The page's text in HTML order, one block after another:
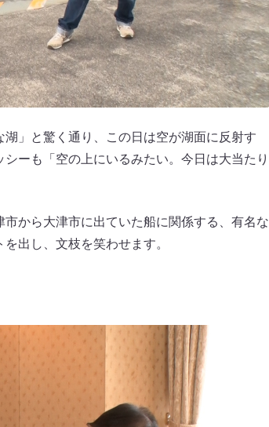
」と驚く通り、この日は空が湖面に反射す
ーも「空の上にいるみたい。今日は大当たり
から大津市に出ていた船に関係する、有名な
出し、文枝を笑わせます。